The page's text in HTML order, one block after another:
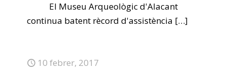
El Museu Arqueològic d'Alacant
continua batent rècord d'assistència […]
10 febrer, 2017